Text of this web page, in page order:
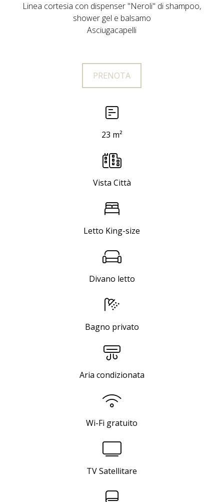
Linea cortesia con dispenser "Neroli" di shampoo,
shower gel e balsamo
Asciugacapelli
PRENOTA
23 m²
Vista Città
Letto King-size
Divano letto
Bagno privato
Aria condizionata
Wi-Fi gratuito
TV Satellitare